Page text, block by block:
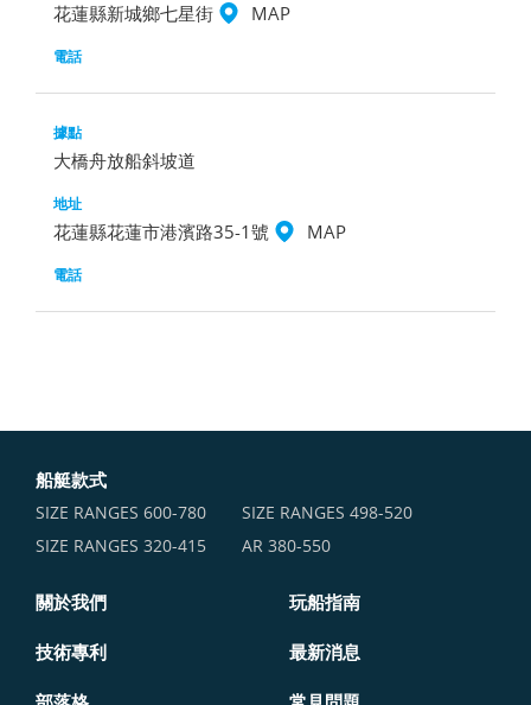
花蓮縣新城鄉七星街 MAP
大橋舟放船斜坡道
花蓮縣花蓮市港濱路35-1號 MAP
船艇款式
SIZE RANGES ​600-780
SIZE RANGES ​498-520
SIZE RANGES ​320-415
AR 380-550
關於我們 玩船指南
技術專利 最新消息